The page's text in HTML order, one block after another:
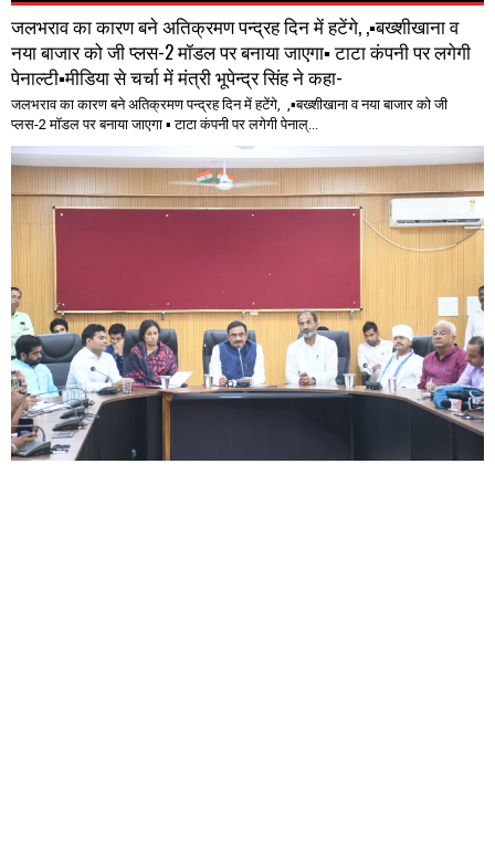
जलभराव का कारण बने अतिक्रमण पन्द्रह दिन में हटेंगे, ,▪️बख्शीखाना व
नया बाजार को जी प्लस-2 मॉडल पर बनाया जाएगा▪️ टाटा कंपनी पर लगेगी
पेनाल्टी▪️मीडिया से चर्चा में मंत्री भूपेन्द्र सिंह ने कहा-
जलभराव का कारण बने अतिक्रमण पन्द्रह दिन में हटेंगे, ,▪️बख्शीखाना व नया बाजार को जी
प्लस-2 मॉडल पर बनाया जाएगा ▪️ टाटा कंपनी पर लगेगी पेनाल्...